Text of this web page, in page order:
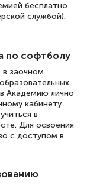
чётко и
бесплатно
службой).
по софтболу
заочном
Академию лично
кабинету
в
Для освоения
с доступом в